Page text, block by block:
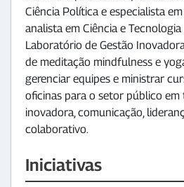
Ciência Política e especialista
analista em Ciência e
Laboratório de Gestão
de meditação mindfulness e
gerenciar equipes e ministrar
oficinas para o setor público em
inovadora, comunicação,
colaborativo.
Iniciativas